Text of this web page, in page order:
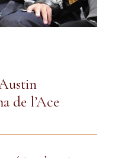
de l’Ace